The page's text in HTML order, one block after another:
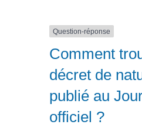
Question-réponse
Comment
décret de
publié au
officiel ?